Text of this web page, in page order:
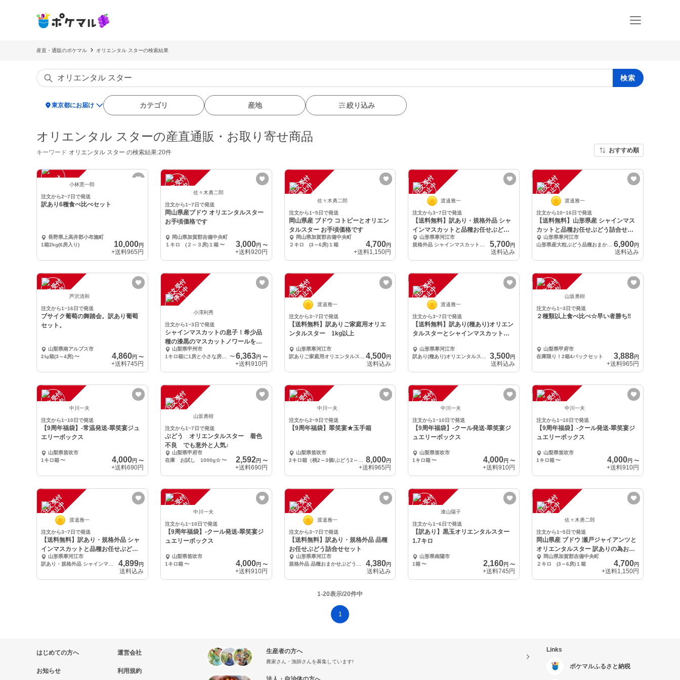
産直・通販のポケマル オリエンタル スターの検索結果
検索
location_on東京都にお届け カテゴリ 産地 絞り込み
オリエンタル スターの産直通販・お取り寄せ商品
キーワード オリエンタル スター の検索結果:20件 おすすめ順
注
文
受
付
停
止
中 小林憲一郎
注文から2~7日で発送
訳あり6種食べ比べセット
長野県上高井郡小布施町
1箱2kg(6房入り)
10,000円
+送料965円
注
文
受
付
停
止
中 佐々木勇二郎
注文から1~7日で発送
岡山県産ブドウ オリエンタルスター
お手頃価格です
岡山県加賀郡吉備中央町
１キロ (２～３房)１箱 〜 3,000円 〜
+送料920円
注
文
受
付
停
止
中
佐々木勇二郎
注文から1~5日で発送
岡山県産 ブドウ コトピーとオリエン
タルスター お手頃価格です
岡山県加賀郡吉備中央町
２キロ (3～6房)１箱
4,700円
+送料1,150円
注
文
受
付
停
止
中
渡邉雅一
注文から3~7日で発送
【送料無料】訳あり・規格外品 シャ
インマスカットと品種お任せぶどう
詰合せセット
山形県寒河江市
5,700円
送料込み
注
文
受
付
停
止
中
渡邉雅一
注文から10~16日で発送
【送料無料】山形県産 シャインマス
カットと品種お任せぶどう詰合せセ
ット山形県寒河江市
6,900円
送料込み
注
文
受
付
停
止
中 芦沢清和
注文から1~16日で発送
ブサイク葡萄の舞踏会。訳あり葡萄
セット。
山梨県南アルプス市
2㎏箱(3～4房)〜 4,860円 〜
+送料745円
注
文
受
付
停
止
中
小澤利秀
注文から1~3日で発送
シャインマスカットの息子！希少品
種の漆黒のマスカットノワールをご
賞味くださいませ
山梨県甲州市
1キロ箱に1房と小さな房をお入れします。
〜 6,363円 〜
+送料910円
注
文
受
付
停
止
中
渡邉雅一
注文から3~7日で発送
【送料無料】訳ありご家庭用オリエ
ンタルスター 1kg以上
山形県寒河江市
4,500円
送料込み
注
文
受
付
停
止
中
渡邉雅一
注文から3~7日で発送
【送料無料】訳あり(種あり)オリエン
タルスターとシャインマスカットの
山形県寒河江市
3,500円
送料込み
注
文
受
付
停
止
中 山坂勇樹
注文から1~3日で発送
２種類以上食べ比べ☆早い者勝ち‼️
山梨県甲府市
在庫限り！2箱4パックセット
3,888円
+送料965円
注
文
受
付
停
止
中 中川一夫
注文から1~10日で発送
【9周年福袋】-常温発送-翠笑宴ジュ
エリーボックス
山梨県笛吹市
1キロ箱〜 4,000円 〜
+送料690円
注
文
受
付
停
止
中
山坂勇樹
注文から1~7日で発送
ぶどう オリエンタルスター 着色
不良 でも意外と人気♪
山梨県甲府市
在庫 お試し 1000g☆ 〜 2,592円 〜
+送料690円
注
文
受
付
停
止
中 中川一夫
注文から2~9日で発送
【9周年福袋】翠笑宴★玉手箱
山梨県笛吹市
8,000円
+送料965円
注
文
受
付
停
止
中 中川一夫
注文から1~10日で発送
【9周年福袋】-クール発送-翠笑宴ジ
ュエリーボックス
山梨県笛吹市
1キロ箱 〜 4,000円〜
+送料910円
注
文
受
付
停
止
中 中川一夫
注文から1~10日で発送
【9周年福袋】-クール発送-翠笑宴ジ
ュエリーボックス
山梨県笛吹市
1キロ箱〜 4,000円 〜
+送料910円
注
文
受
付
停
止
中
渡邉雅一
注文から3~7日で発送
【送料無料】訳あり・規格外品 シャ
インマスカットと品種お任せぶどう
のセット
山形県寒河江市
4,899円
送料込み
注
文
受
付
停
止
中 中川一夫
注文から1~10日で発送
【9周年福袋】-クール発送-翠笑宴ジ
ュエリーボックス
山梨県笛吹市
1キロ箱 〜 4,000円 〜
+送料910円
注
文
受
付
停
止
中
渡邉雅一
注文から3~7日で発送
【送料無料】訳あり・規格外品 品種
お任せぶどう詰合せセット
山形県寒河江市
4,380円
送料込み
注
文
受
付
停
止
中 漆山陽子
注文から1~6日で発送
【訳あり】黒玉オリエンタルスター
1.7キロ
山形県南陽市
1箱 〜 2,160円〜
+送料745円
注
文
受
付
停
止
中
佐々木勇二郎
注文から1~5日で発送
岡山県産 ブドウ 瀬戸ジャイアンツと
オリエンタルスター 訳ありの為お手
頃価格です
岡山県加賀郡吉備中央町
２キロ (3～6房)１箱
4,700円
+送料1,150円
1-20表示/20件中
1
はじめての方へ
お知らせ
運営会社
利用規約
生産者の方へ
農家さん・漁師さんを募集しています!
Links
ポケマルふるさと納税